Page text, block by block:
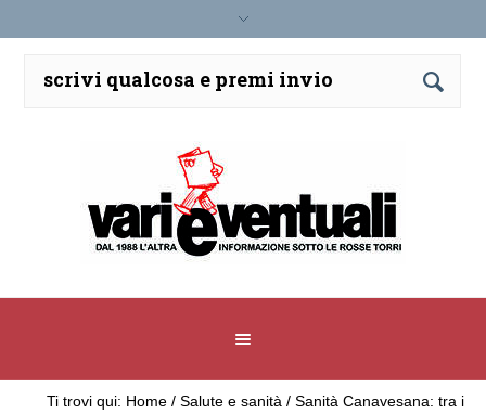
Ti trovi qui: Home / Salute e sanità / Sanità Canavesana: tra i